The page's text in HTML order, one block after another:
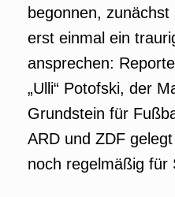
begonnen,
erst einmal ein
ansprechen:
„Ulli“ Potofski, der
Grundstein für
ARD und ZDF
noch regelmäßig